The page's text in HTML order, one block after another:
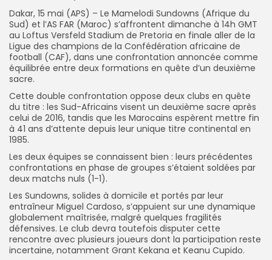
FR
Dakar, 15 mai (APS) – Le Mamelodi Sundowns (Afrique du
Sud) et l’AS FAR (Maroc) s’affrontent dimanche à 14h GMT
au Loftus Versfeld Stadium de Pretoria en finale aller de la
Ligue des champions de la Confédération africaine de
football (CAF), dans une confrontation annoncée comme
équilibrée entre deux formations en quête d’un deuxième
sacre.
Cette double confrontation oppose deux clubs en quête
du titre : les Sud-Africains visent un deuxième sacre après
celui de 2016, tandis que les Marocains espèrent mettre fin
à 41 ans d’attente depuis leur unique titre continental en
1985.
Les deux équipes se connaissent bien : leurs précédentes
confrontations en phase de groupes s’étaient soldées par
deux matchs nuls (1-1).
Les Sundowns, solides à domicile et portés par leur
entraîneur Miguel Cardoso, s’appuient sur une dynamique
globalement maîtrisée, malgré quelques fragilités
défensives. Le club devra toutefois disputer cette
rencontre avec plusieurs joueurs dont la participation reste
incertaine, notamment Grant Kekana et Keanu Cupido.